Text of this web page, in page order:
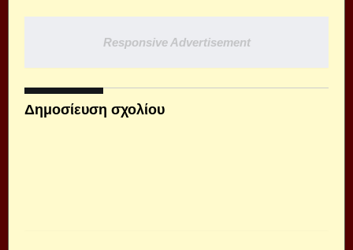
Responsive Advertisement
Δημοσίευση σχολίου